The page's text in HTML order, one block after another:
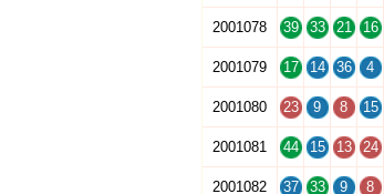
2001078 39 33 21 16
2001079 17 14 36 4
2001080 23 9 8 15
2001081 44 15 13 24
2001082 37 33 9 8